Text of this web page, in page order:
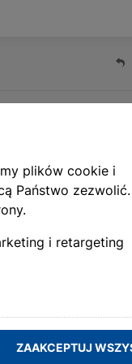
plików cookie i
Państwo
i retargeting
ZAAKCEPTUJ
rurowy VariEco M-
systemów